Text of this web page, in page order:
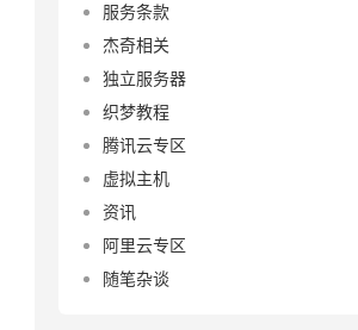
服务条款
杰奇相关
独立服务器
织梦教程
腾讯云专区
虚拟主机
资讯
阿里云专区
随笔杂谈